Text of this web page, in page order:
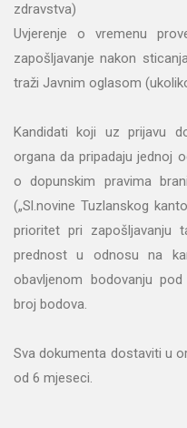
zdravstva)
Uvjerenje o vremenu
zapošljavanje nakon
traži Javnim oglasom
Kandidati koji uz prijavu
organa da pripadaju jednoj
o dopunskim pravima
(„Sl.novine Tuzlanskog
prioritet pri zapošljavanju
prednost u odnosu na
obavljenom bodovanju
broj bodova.
Sva dokumenta dostaviti u
od 6 mjeseci.